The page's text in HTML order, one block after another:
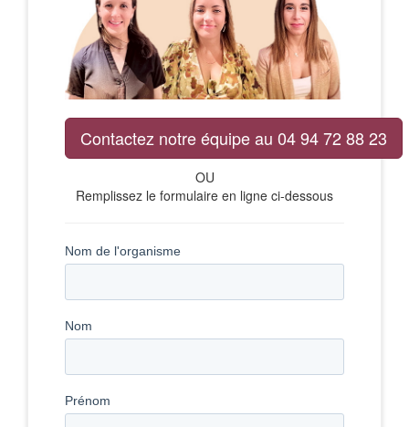
Contactez notre équipe au 04 94 72 88 23
OU
Remplissez le formulaire en ligne ci-dessous